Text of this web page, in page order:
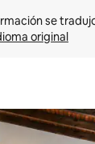
original